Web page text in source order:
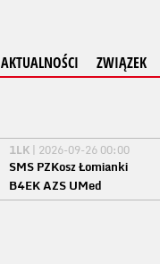
AKTUALNOŚCI ZWIĄZEK
1LK | 2026-09-26 00:00
SMS PZKosz Łomianki
B4EK AZS UMed